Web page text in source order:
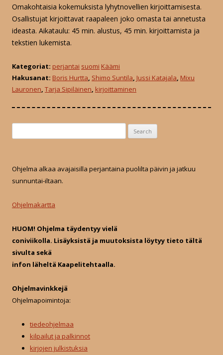
Omakohtaisia kokemuksista lyhytnovellien kirjoittamisesta.
Osallistujat kirjoittavat raapaleen joko omasta tai annetusta
ideasta. Aikataulu: 45 min. alustus, 45 min. kirjoittamista ja
tekstien lukemista.
Kategoriat: perjantai suomi Käämi
Hakusanat: Boris Hurtta, Shimo Suntila, Jussi Katajala, Mixu
Lauronen, Tarja Sipiläinen, kirjoittaminen
e
r
f
r
Ohjelma alkaa avajaisilla perjantaina puolilta päivin ja jatkuu
sunnuntai-iltaan.
Ohjelmakartta
HUOM! Ohjelma täydentyy vielä
coniviikolla. Lisäyksistä ja muutoksista löytyy tieto tältä
sivulta sekä
infon läheltä Kaapelitehtaalla.
Ohjelmavinkkejä
Ohjelmapoimintoja:
tiedeohjelmaa
kilpailut ja palkinnot
kirjojen julkistuksia